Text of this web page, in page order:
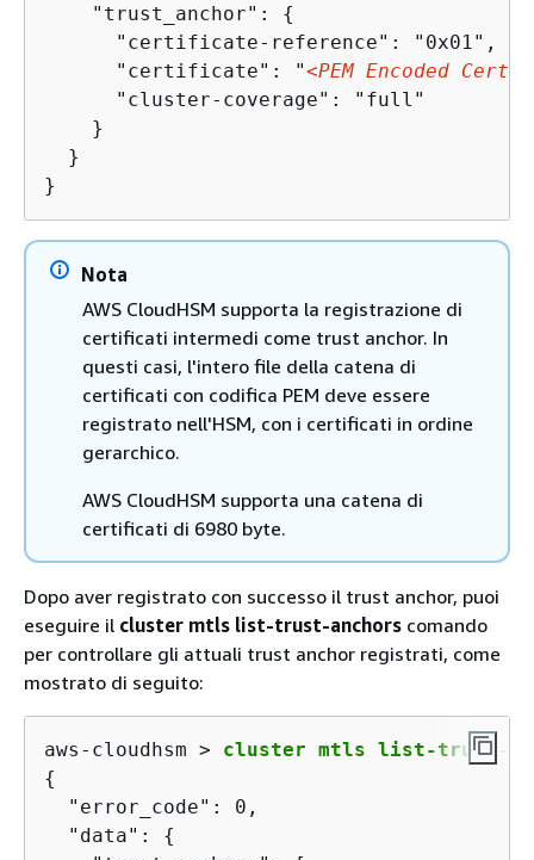
    "trust_anchor":
{
      "certificate-reference": "0x01",
      "certificate": "
<PEM Encoded
      "cluster-coverage": "full"
    }
  }
}
Nota
AWS CloudHSM supporta la registrazione di
certificati intermedi come trust anchor. In
questi casi, l'intero file della catena di
certificati con codifica PEM deve essere
registrato nell'HSM, con i certificati in ordine
gerarchico.
AWS CloudHSM supporta una catena di
certificati di 6980 byte.
Dopo aver registrato con successo il trust anchor, puoi
eseguire il cluster mtls list-trust-anchors comando
per controllare gli attuali trust anchor registrati, come
mostrato di seguito:
aws-cloudhsm > cluster mtls list-trust-
{
  "error_code": 0,
  "data":
{